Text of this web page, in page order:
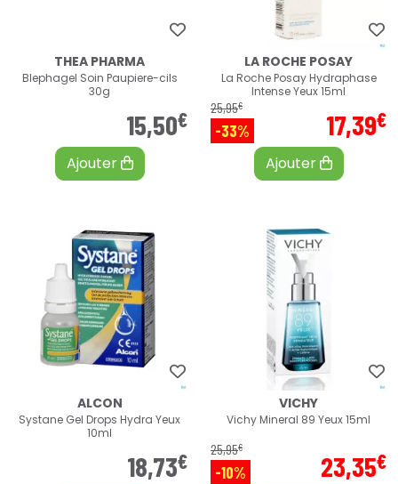
THEA PHARMA
Blephagel Soin Paupiere-cils
30g
15,50€
Ajouter
LA ROCHE POSAY
La Roche Posay Hydraphase
Intense Yeux 15ml
25,95€
-33% 17,39€
Ajouter
ALCON
Systane Gel Drops Hydra Yeux
10ml
18,73€
VICHY
Vichy Mineral 89 Yeux 15ml
25,95€
-10% 23,35€